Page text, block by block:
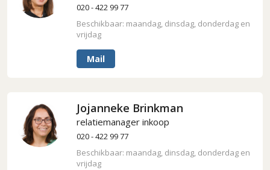
020 - 422 99 77
Beschikbaar: maandag, dinsdag, donderdag en
vrijdag
Mail
Jojanneke Brinkman
relatiemanager inkoop
020 - 422 99 77
Beschikbaar: maandag, dinsdag, donderdag en
vrijdag